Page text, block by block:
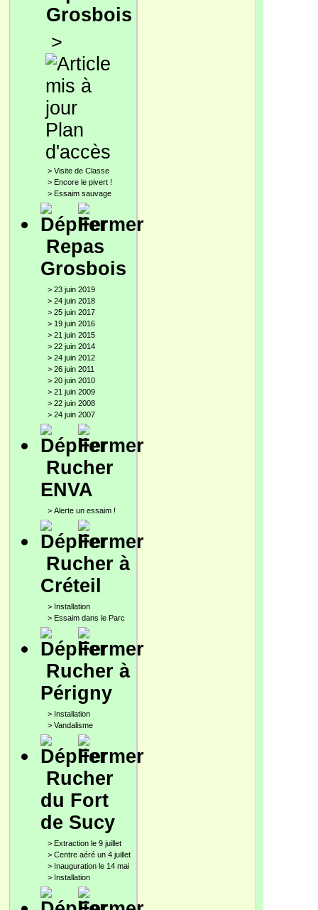
Grosbois
>
Plan
d'accès
> Visite de Classe
> Encore le pivert !
> Essaim sauvage
Repas
Grosbois
> 23 juin 2019
> 24 juin 2018
> 25 juin 2017
> 19 juin 2016
> 21 juin 2015
> 22 juin 2014
> 24 juin 2012
> 26 juin 2011
> 20 juin 2010
> 21 juin 2009
> 22 juin 2008
> 24 juin 2007
Rucher
ENVA
> Alerte un essaim !
Rucher à
Créteil
> Installation
> Essaim dans le Parc
Rucher à
Périgny
> Installation
> Vandalisme
Rucher
du Fort
de Sucy
> Extraction le 9 juillet
> Centre aéré un 4 juillet
> Inauguration le 14 mai
> Installation